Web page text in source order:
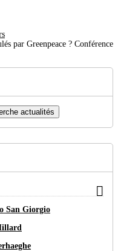
par Greenpeace ? Conférence
actualités

San Giorgio